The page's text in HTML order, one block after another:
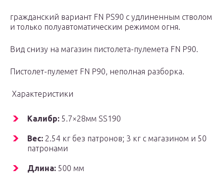
гражданский вариант FN PS90 с удлиненным стволом
и только полуавтоматическим режимом огня.
Вид снизу на магазин пистолета-пулемета FN P90.
Пистолет-пулемет FN P90, неполная разборка.
Характеристики
Калибр: 5.7×28мм SS190
Вес: 2.54 кг без патронов; 3 кг с магазином и 50
патронами
Длина: 500 мм